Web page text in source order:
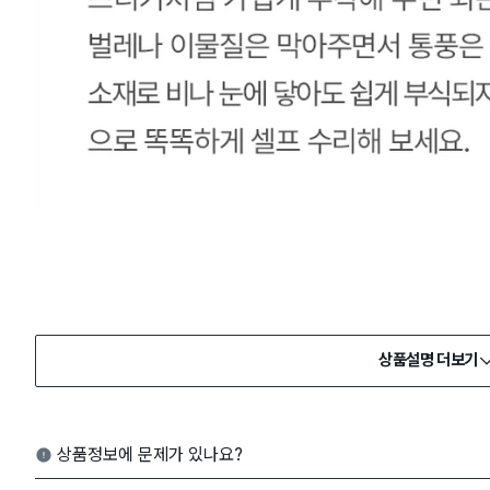
상품설명 더보기
상품정보에 문제가 있나요?